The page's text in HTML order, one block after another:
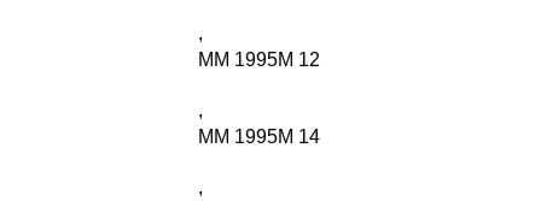
,
MM 1995M 12
,
MM 1995M 14
,